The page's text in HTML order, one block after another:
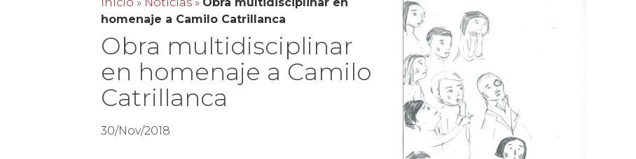
homenaje a Camilo Catrillanca
Obra multidisciplinar
en homenaje a Camilo
Catrillanca
30/Nov/2018